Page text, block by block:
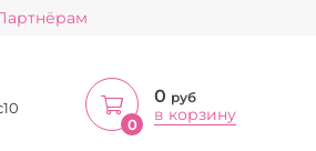
0
0 руб
в корзину